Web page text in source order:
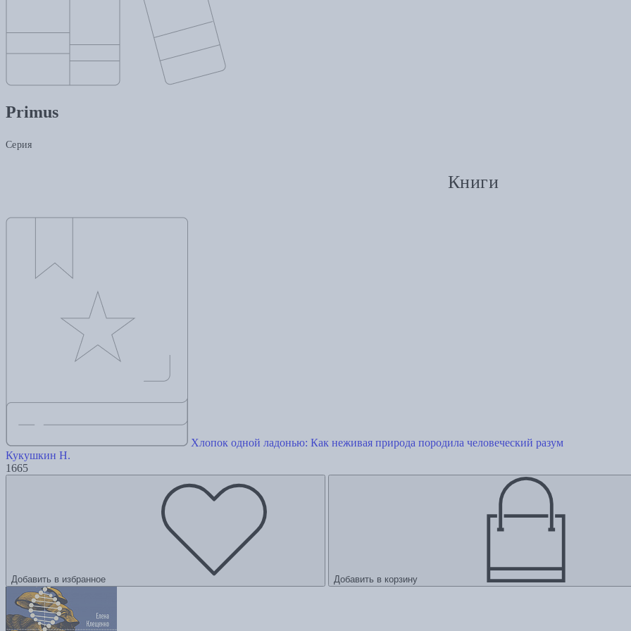
Primus
Серия
Книги
Хлопок одной ладонью: Как неживая природа породила человеческий разум
Кукушкин Н.
1665
Добавить в избранное Добавить в корзину